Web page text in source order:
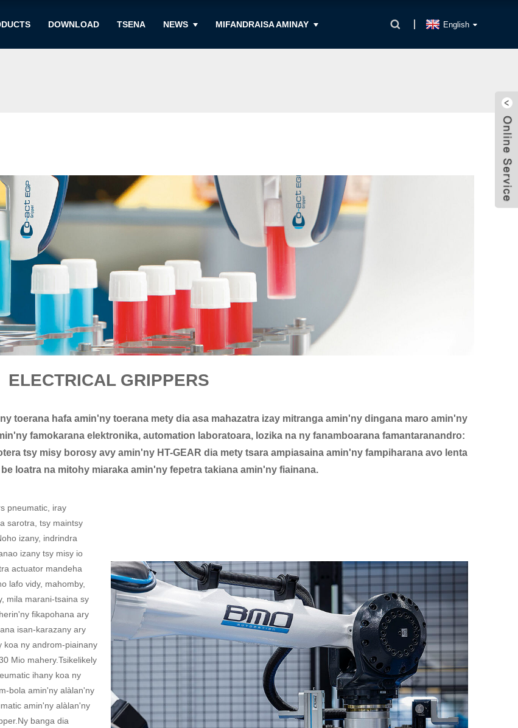
DOWNLOAD TSENA NEWS MIFANDRAISA AMINAY English
ELECTRICAL GRIPPERS
toerana hafa amin'ny toerana mety dia asa mahazatra izay mitranga amin'ny dingana maro amin'ny
famokarana elektronika, automation laboratoara, lozika na ny fanamboarana famantaranandro:
tsy misy borosy avy amin'ny HT-GEAR dia mety tsara ampiasaina amin'ny fampiharana avo lenta
loatra na mitohy miaraka amin'ny fepetra takiana amin'ny fiainana.
pneumatic, iray
sarotra, tsy maintsy
izany, indrindra
izany tsy misy io
actuator mandeha
lafo vidy, mahomby,
mila marani-tsaina sy
fikapohana ary
isan-karazany ary
koa ny androm-piainany
Mio mahery.Tsikelikely
ihany koa ny
bola amin'ny alàlan'ny
amin'ny alàlan'ny
banga dia